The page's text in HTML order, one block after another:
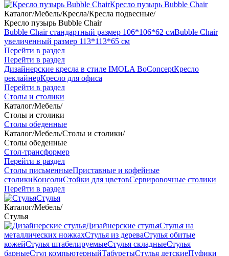
Кресло пузырь Bubble Chair
Каталог/Мебель/Кресла/Кресла подвесные/
Кресло пузырь Bubble Chair
Bubble Chair стандартный размер 106*106*62 смBubble Chair
увеличенный размер 113*113*65 см
Перейти в раздел
Перейти в раздел
Дизайнерские кресла в стиле IMOLA BoConceptКресло
реклайнерКресло для офиса
Перейти в раздел
Столы и столики
Каталог/Мебель/
Столы и столики
Столы обеденные
Каталог/Мебель/Столы и столики/
Столы обеденные
Стол-трансформер
Перейти в раздел
Столы письменныеПриставные и кофейные
столикиКонсолиСтойки для цветовСервировочные столики
Перейти в раздел
Стулья
Каталог/Мебель/
Стулья
Дизайнерские стульяСтулья на
металлических ножкахСтулья из дереваСтулья обитые
кожейСтулья штабелируемыеСтулья складныеСтулья
барныеСтул компьютерныйТабуретыСтулья детскиеПуфики